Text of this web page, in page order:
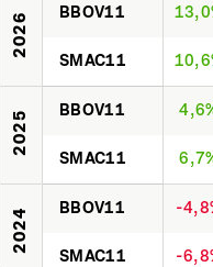
2026 BBOV11
SMAC11
2025 BBOV11
SMAC11
2024 BBOV11 -
SMAC11 -